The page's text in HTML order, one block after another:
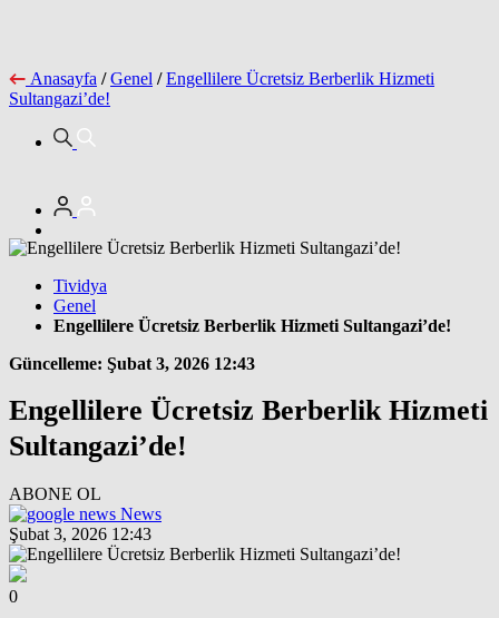
Anasayfa / Genel / Engellilere Ücretsiz Berberlik Hizmeti
Sultangazi’de!
Tividya
Genel
Engellilere Ücretsiz Berberlik Hizmeti Sultangazi’de!
Güncelleme: Şubat 3, 2026 12:43
Engellilere Ücretsiz Berberlik Hizmeti
Sultangazi’de!
ABONE OL
News
Şubat 3, 2026 12:43
0